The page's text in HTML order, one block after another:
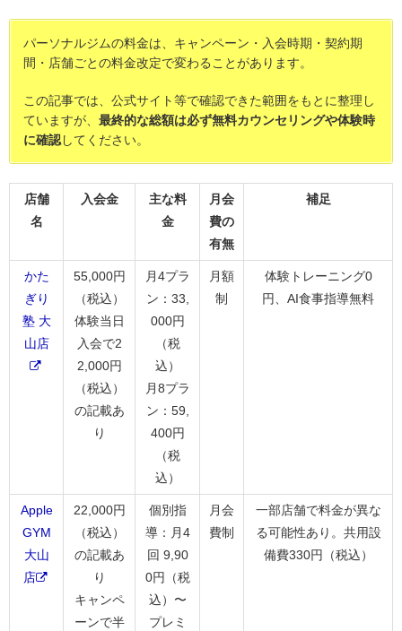
パーソナルジムの料金は、キャンペーン・入会時期・契約期
間・店舗ごとの料金改定で変わることがあります。
この記事では、公式サイト等で確認できた範囲をもとに整理し
ていますが、 最終的な総額は必ず無料カウンセリングや体験時
に確認してください。
店舗
名
入会金
主な料
金
月会
費の
有無
補足
かた
ぎり
塾 大
山店
55,000円
（税込）
体験当日
入会で2
2,000円
（税込）
の記載あ
り
月4プラ
ン：33,
000円
（税
込）
月8プラ
ン：59,
400円
（税
込）
月額
制
体験トレーニング0
円、AI食事指導無料
Apple
GYM
大山
店
22,000円
（税込）
の記載あ
り
キャンペ
ーンで半
個別指
導：月4
回 9,90
0円（税
込）〜
プレミ
月会
費制
一部店舗で料金が異な
る可能性あり。共用設
備費330円（税込）